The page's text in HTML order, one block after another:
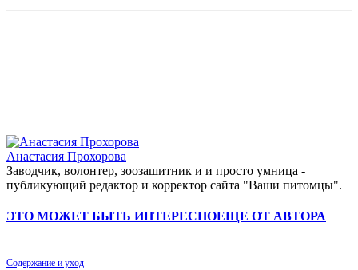
Анастасия Прохорова
Заводчик, волонтер, зоозашитник и и просто умница -
публикующий редактор и корректор сайта "Ваши питомцы".
ЭТО МОЖЕТ БЫТЬ ИНТЕРЕСНОЕЩЕ ОТ АВТОРА
Содержание и уход